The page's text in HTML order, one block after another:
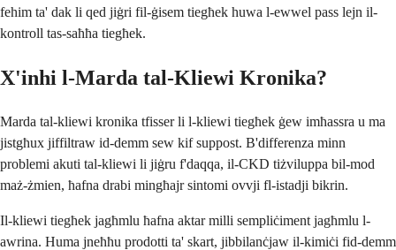
fehim ta' dak li qed jiġri fil-ġisem tiegħek huwa l-ewwel pass lejn il-
kontroll tas-saħħa tiegħek.
X'inhi l-Marda tal-Kliewi Kronika?
Marda tal-kliewi kronika tfisser li l-kliewi tiegħek ġew imħassra u ma
jistgħux jiffiltraw id-demm sew kif suppost. B'differenza minn
problemi akuti tal-kliewi li jiġru f'daqqa, il-CKD tiżviluppa bil-mod
maż-żmien, ħafna drabi mingħajr sintomi ovvji fl-istadji bikrin.
Il-kliewi tiegħek jagħmlu ħafna aktar milli sempliċiment jagħmlu l-
awrina. Huma jneħħu prodotti ta' skart, jibbilanċjaw il-kimiċi fid-demm